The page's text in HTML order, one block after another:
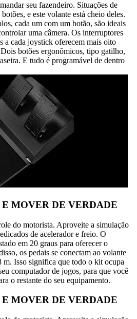
seu fazendeiro. Situações de
e este volante está cheio deles.
cada um com um botão, são ideais
uma câmera. Os interruptores
a cada joystick oferecem mais oito
botões ergonômicos, tipo gatilho,
E tudo é programável de dentro
MOVER DE VERDADE
do motorista. Aproveite a simulação
de acelerador e freio. O
em 20 graus para oferecer o
os pedais se conectam ao volante
m. Isso significa que todo o kit ocupa
computador de jogos, para que você
o restante do seu equipamento.
MOVER DE VERDADE